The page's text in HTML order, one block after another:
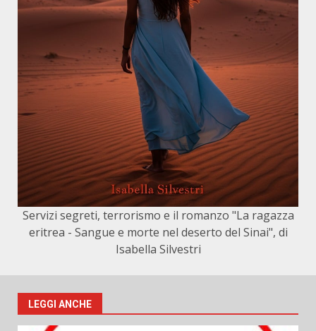
Servizi segreti, terrorismo e il romanzo "La ragazza
eritrea - Sangue e morte nel deserto del Sinai", di
Isabella Silvestri
LEGGI ANCHE